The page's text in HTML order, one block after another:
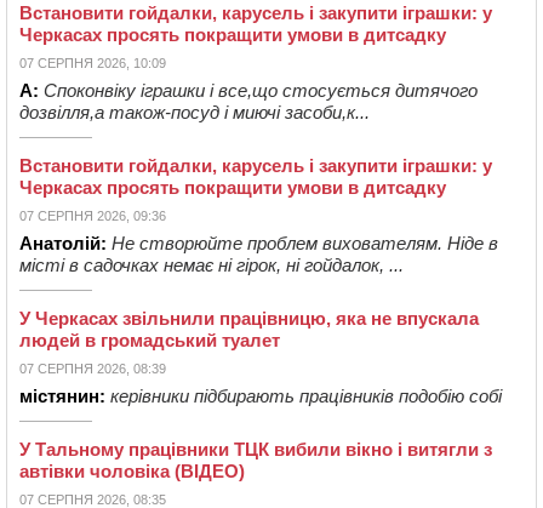
Встановити гойдалки, карусель і закупити іграшки: у
Черкасах просять покращити умови в дитсадку
07 СЕРПНЯ 2026, 10:09
А: Споконвіку іграшки і все,що стосується дитячого
дозвілля,а також-посуд і миючі засоби,к...
Встановити гойдалки, карусель і закупити іграшки: у
Черкасах просять покращити умови в дитсадку
07 СЕРПНЯ 2026, 09:36
Анатолій: Не створюйте проблем вихователям. Ніде в
місті в садочках немає ні гірок, ні гойдалок, ...
У Черкасах звільнили працівницю, яка не впускала
людей в громадський туалет
07 СЕРПНЯ 2026, 08:39
містянин: керівники підбирають працівників подобію собі
У Тальному працівники ТЦК вибили вікно і витягли з
автівки чоловіка (ВІДЕО)
07 СЕРПНЯ 2026, 08:35